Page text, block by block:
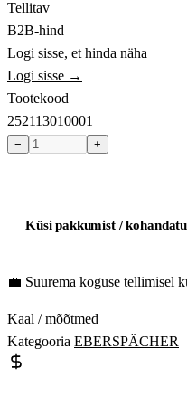
Tellitav
B2B-hind
Logi sisse, et hinda näha
Logi sisse →
Tootekood
252113010001
− +
Küsi pakkumist /
💼 Suurema koguse tellimisel
Kaal / mõõtmed
Kategooria EBERSPÄCHER